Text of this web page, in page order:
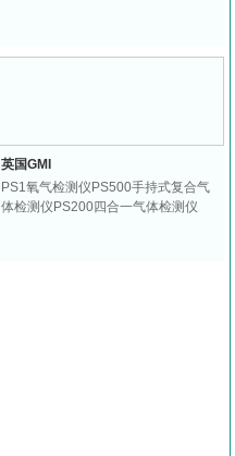
英国GMI
PS1氧气检测仪PS500手持式复合气
体检测仪PS200四合一气体检测仪